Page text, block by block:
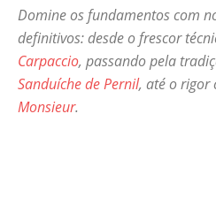
Domine os fundamentos com
definitivos: desde o frescor
Carpaccio, passando pela
Sanduíche de Pernil, até o rigor
Monsieur.